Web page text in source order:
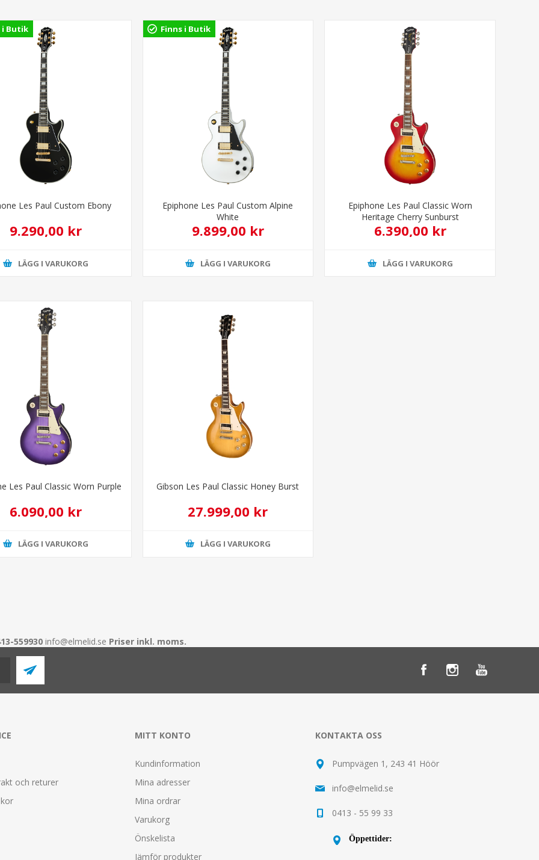
i Butik
Les Paul Custom Ebony
9.290,00 kr
LÄGG I VARUKORG
Finns i Butik
Epiphone Les Paul Custom Alpine
White
9.899,00 kr
LÄGG I VARUKORG
Epiphone Les Paul Classic Worn
Heritage Cherry Sunburst
6.390,00 kr
LÄGG I VARUKORG
Les Paul Classic Worn Purple
6.090,00 kr
LÄGG I VARUKORG
Gibson Les Paul Classic Honey Burst
27.999,00 kr
LÄGG I VARUKORG
559930 info@elmelid.se Priser inkl. moms.
och returer
MITT KONTO
Kundinformation
Mina adresser
Mina ordrar
Varukorg
Önskelista
Jämför produkter
KONTAKTA OSS
Pumpvägen 1, 243 41 Höör
info@elmelid.se
0413 - 55 99 33
Öppettider: